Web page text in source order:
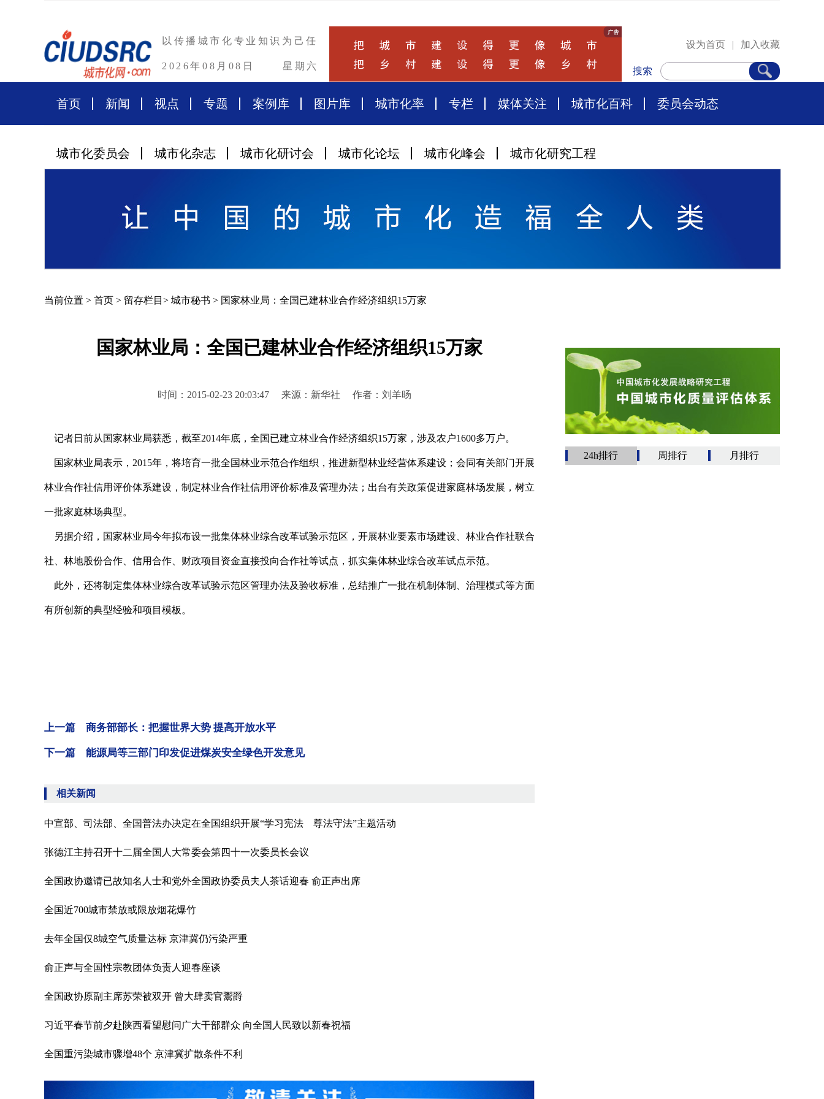
以传播城市化专业知识为己任
2026年08月08日 星期六
设为首页 | 加入收藏
搜索
首页 新闻 视点 专题 案例库 图片库 城市化率 专栏 媒体关注 城市化百科 委员会动态
城市化委员会 城市化杂志 城市化研讨会 城市化论坛 城市化峰会 城市化研究工程
当前位置 > 首页 > 留存栏目 > 城市秘书 > 国家林业局：全国已建林业合作经济组织15万家
国家林业局：全国已建林业合作经济组织15万家
时间：2015-02-23 20:03:47 来源：新华社 作者：刘羊旸
记者日前从国家林业局获悉，截至2014年底，全国已建立林业合作经济组织15万家，涉及农户1600多万户。
国家林业局表示，2015年，将培育一批全国林业示范合作组织，推进新型林业经营体系建设；会同有关部门开展
林业合作社信用评价体系建设，制定林业合作社信用评价标准及管理办法；出台有关政策促进家庭林场发展，树立
一批家庭林场典型。
另据介绍，国家林业局今年拟布设一批集体林业综合改革试验示范区，开展林业要素市场建设、林业合作社联合
社、林地股份合作、信用合作、财政项目资金直接投向合作社等试点，抓实集体林业综合改革试点示范。
此外，还将制定集体林业综合改革试验示范区管理办法及验收标准，总结推广一批在机制体制、治理模式等方面
有所创新的典型经验和项目模板。
上一篇 商务部部长：把握世界大势 提高开放水平
下一篇 能源局等三部门印发促进煤炭安全绿色开发意见
相关新闻
中宣部、司法部、全国普法办决定在全国组织开展“学习宪法 尊法守法”主题活动
张德江主持召开十二届全国人大常委会第四十一次委员长会议
全国政协邀请已故知名人士和党外全国政协委员夫人茶话迎春 俞正声出席
全国近700城市禁放或限放烟花爆竹
去年全国仅8城空气质量达标 京津冀仍污染严重
俞正声与全国性宗教团体负责人迎春座谈
全国政协原副主席苏荣被双开 曾大肆卖官鬻爵
习近平春节前夕赴陕西看望慰问广大干部群众 向全国人民致以新春祝福
全国重污染城市骤增48个 京津冀扩散条件不利
24h排行 周排行 月排行